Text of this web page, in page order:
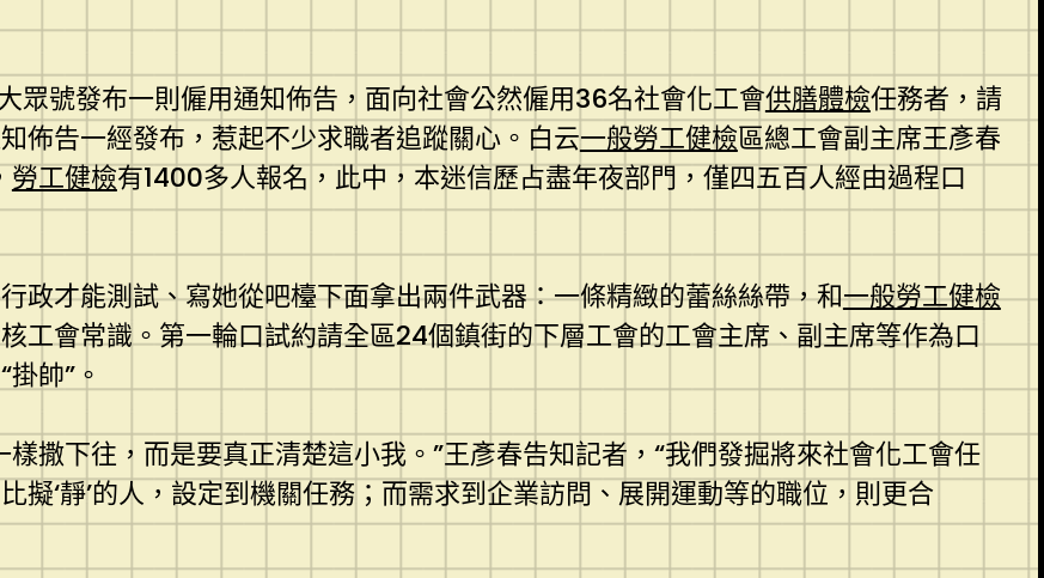
眾號發布一則僱用通知佈告，面向社會公然僱用36名社會化工會供膳體檢任務者，請
佈告一經發布，惹起不少求職者追蹤關心。白云一般勞工健檢區總工會副主席王彥春
勞工健檢有1400多人報名，此中，本迷信歷占盡年夜部門，僅四五百人經由過程口
政才能測試、寫她從吧檯下面拿出兩件武器：一條精緻的蕾絲絲帶，和一般勞工健檢
工會常識。第一輪口試約請全區24個鎮街的下層工會的工會主席、副主席等作為口
帥”。
樣撒下往，而是要真正清楚這小我。”王彥春告知記者，“我們發掘將來社會化工會任
擬‘靜’的人，設定到機關任務；而需求到企業訪問、展開運動等的職位，則更合